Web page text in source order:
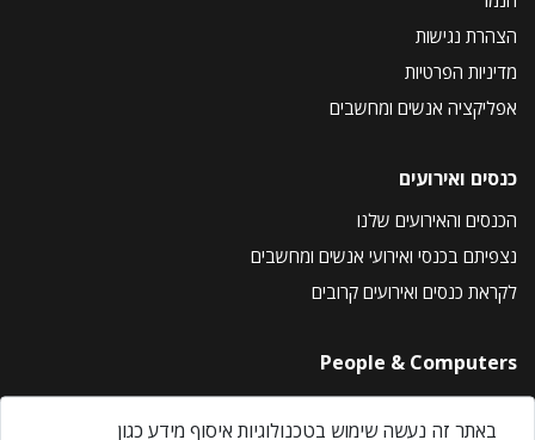
הצהרת נגישות
מדיניות הפרטיות
אפליקציה אנשים ומחשבים
כנסים ואירועים
הכנסים והאירועים שלנו
נצפיתם בכנסי ואירועי אנשים ומחשבים
לקראת כנסים ואירועים קרובים
People & Computers
About Us
באתר זה נעשה שימוש בטכנולוגיות איסוף מידע כגון